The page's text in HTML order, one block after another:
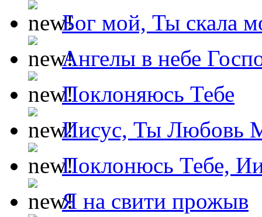
Бог мой, Ты скала
Ангелы в небе
Поклоняюсь Тебе
Иисус, Ты Любовь
Поклонюсь Тебе,
Я на свити прожыв